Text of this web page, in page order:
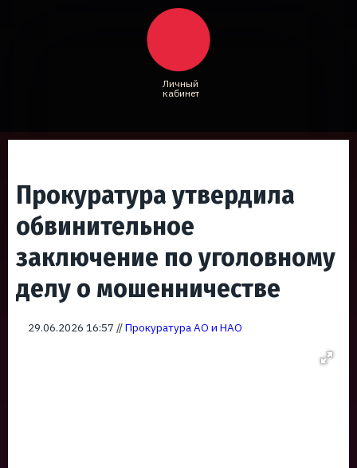
Личный
кабинет
Прокуратура утвердила
обвинительное
заключение по уголовному
делу о мошенничестве
29.06.2026 16:57 //Прокуратура АО и НАО